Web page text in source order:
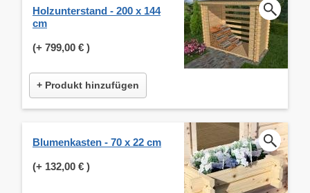
Holzunterstand - 200 x 144
cm
(+ 799,00 € )
+ Produkt hinzufügen
Blumenkasten - 70 x 22 cm
(+ 132,00 € )